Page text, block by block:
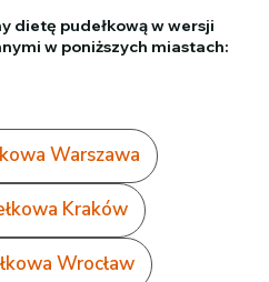
dietę pudełkową w wersji
w poniższych miastach:
Warszawa
Kraków
Wrocław